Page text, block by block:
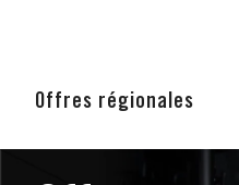
Offres régionales